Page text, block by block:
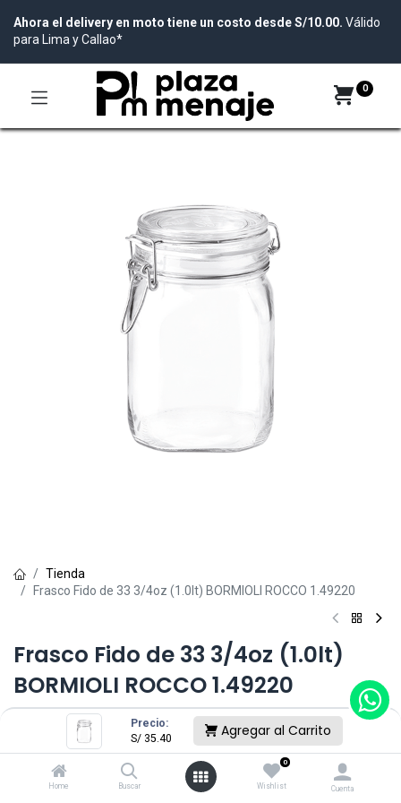
Precio:
S/ 35.40 Agregar al Carrito
Home Buscar
0
Wishlist Cuenta
Ahora el delivery en moto tiene un costo desde S/10.00. Válido
para Lima y Callao*
0
Tienda
Frasco Fido de 33 3/4oz (1.0lt) BORMIOLI ROCCO 1.49220
Frasco Fido de 33 3/4oz (1.0lt)
BORMIOLI ROCCO 1.49220
(0 reseña)
35.40